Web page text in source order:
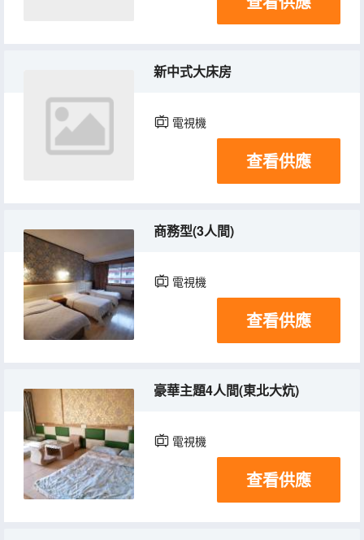
新中式大床房
電視機
查看供應
商務型(3人間)
電視機
查看供應
豪華主題4人間(東北大炕)
電視機
查看供應